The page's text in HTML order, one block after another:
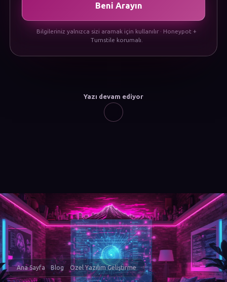
Beni Arayın
Bilgileriniz yalnızca sizi aramak için kullanılır · Honeypot +
Turnstile korumalı.
Yazı devam ediyor
Ana Sayfa Blog Özel Yazılım Geliştirme